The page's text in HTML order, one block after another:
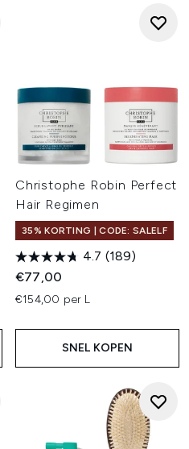
Christophe Robin Perfect
Hair Regimen
35% KORTING | CODE: SALELF
4.7 (189)
€77,00
€154,00 per L
SNEL KOPEN